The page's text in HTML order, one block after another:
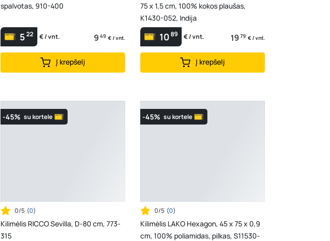
spalvotas, 910-400
522 € / vnt. 9 49 € / vnt.
Į krepšelį
75 x 1,5 cm, 100% kokos plaušas,
K1430-052, Indija
1089 € / vnt. 19 79 € / vnt.
Į krepšelį
-45% su kortele
0/5 (0)
Kilimėlis RICCO Sevilla, D-80 cm, 773-
315
-45% su kortele
0/5 (0)
Kilimėlis LAKO Hexagon, 45 x 75 x 0,9
cm, 100% poliamidas, pilkas, S11530-